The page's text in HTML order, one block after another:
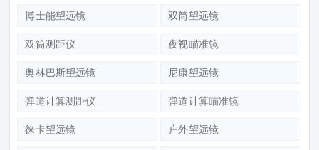
博士能望远镜 双筒望远镜
双筒测距仪 夜视瞄准镜
奥林巴斯望远镜 尼康望远镜
弹道计算测距仪 弹道计算瞄准镜
徕卡望远镜 户外望远镜